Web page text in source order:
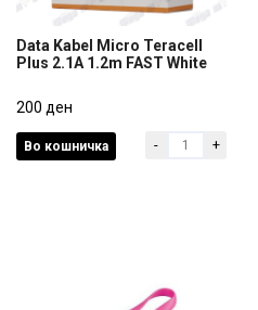
Plus 2.1A 1.2m FAST White
200 ден
Data Kabel Micro Teracell
Plus 2.1A 1.2m FAST White
200 ден
Во кошничка - +